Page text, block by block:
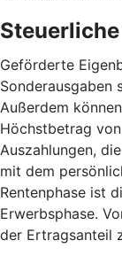
Geförderte
Sonderausgaben
Außerdem
Höchstbetrag
Auszahlungen,
mit dem
Rentenphase ist
Erwerbsphase.
der Ertragsanteil